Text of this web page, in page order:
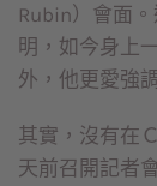
Rubin）會面
明，如今身上
外，他更愛強
其實，沒有在
天前召開記者